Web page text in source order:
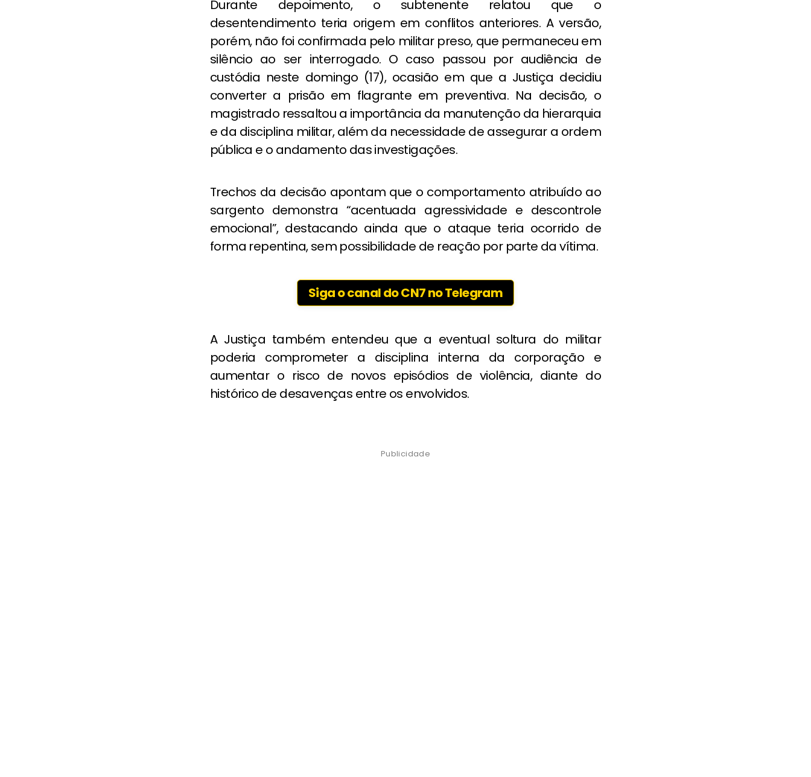
Durante depoimento, o subtenente relatou que o
desentendimento teria origem em conflitos anteriores. A versão,
porém, não foi confirmada pelo militar preso, que permaneceu em
silêncio ao ser interrogado. O caso passou por audiência de
custódia neste domingo (17), ocasião em que a Justiça decidiu
converter a prisão em flagrante em preventiva. Na decisão, o
magistrado ressaltou a importância da manutenção da hierarquia
e da disciplina militar, além da necessidade de assegurar a ordem
pública e o andamento das investigações.
Trechos da decisão apontam que o comportamento atribuído ao
sargento demonstra “acentuada agressividade e descontrole
emocional”, destacando ainda que o ataque teria ocorrido de
forma repentina, sem possibilidade de reação por parte da vítima.
Siga o canal do CN7 no Telegram
A Justiça também entendeu que a eventual soltura do militar
poderia comprometer a disciplina interna da corporação e
aumentar o risco de novos episódios de violência, diante do
histórico de desavenças entre os envolvidos.
Publicidade